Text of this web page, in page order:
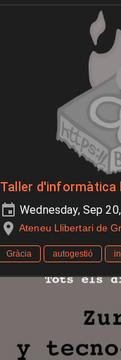
Taller d'informàtica
Wednesday, Sep
Ateneu Llibertari de
Gràcia autogestió